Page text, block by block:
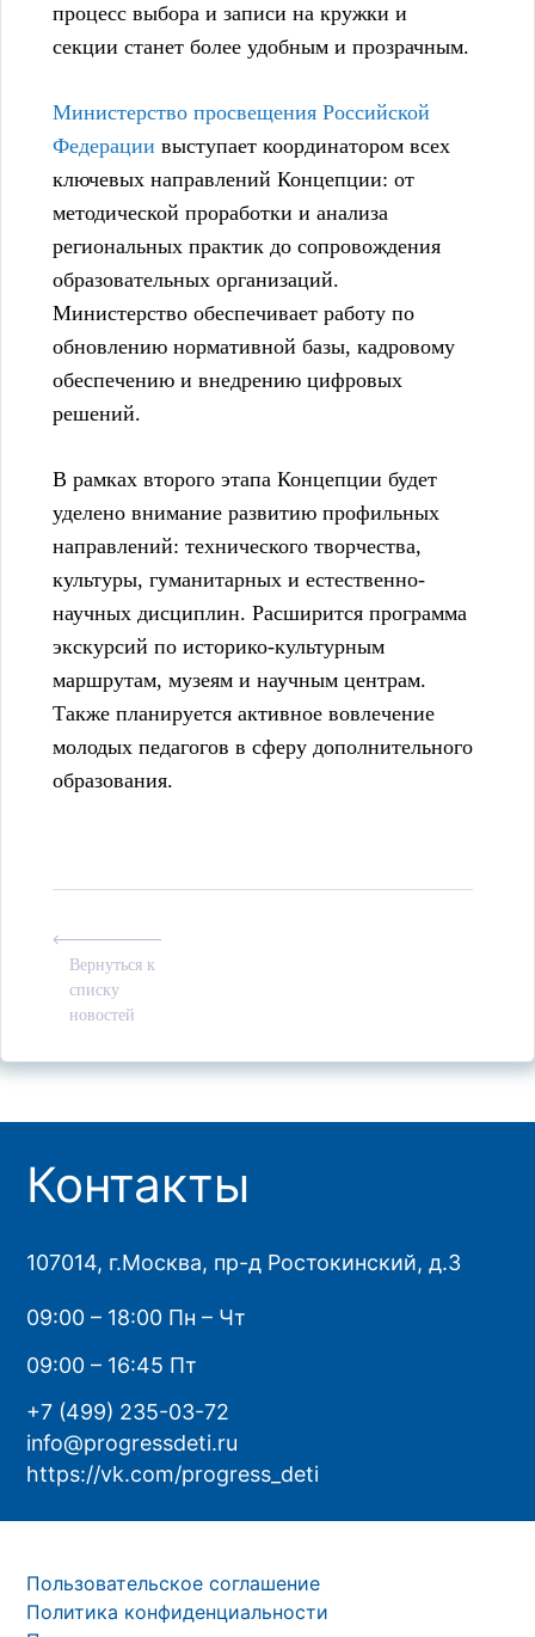
процесс выбора и записи на кружки и
секции станет более удобным и прозрачным.
Министерство просвещения Российской
Федерации выступает координатором всех
ключевых направлений Концепции: от
методической проработки и анализа
региональных практик до сопровождения
образовательных организаций.
Министерство обеспечивает работу по
обновлению нормативной базы, кадровому
обеспечению и внедрению цифровых
решений.
В рамках второго этапа Концепции будет
уделено внимание развитию профильных
направлений: технического творчества,
культуры, гуманитарных и естественно-
научных дисциплин. Расширится программа
экскурсий по историко-культурным
маршрутам, музеям и научным центрам.
Также планируется активное вовлечение
молодых педагогов в сферу дополнительного
образования.
Вернуться к
списку
новостей
Контакты
107014, г.Москва, пр-д Ростокинский, д.3
09:00 – 18:00 Пн – Чт
09:00 – 16:45 Пт
+7 (499) 235-03-72
info@progressdeti.ru
https://vk.com/progress_deti
Пользовательское соглашение
Политика конфиденциальности